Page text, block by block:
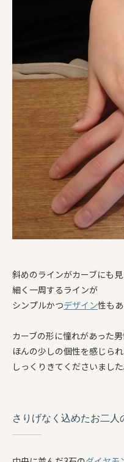
斜めのラインがカーブにも見
細く一周するラインが
シンプルかつデザイン性もあ
カーブの形に憧れがあった
ほんの少しの個性を感じられ
しっくりきてくださいました
さりげなく込めたお二人